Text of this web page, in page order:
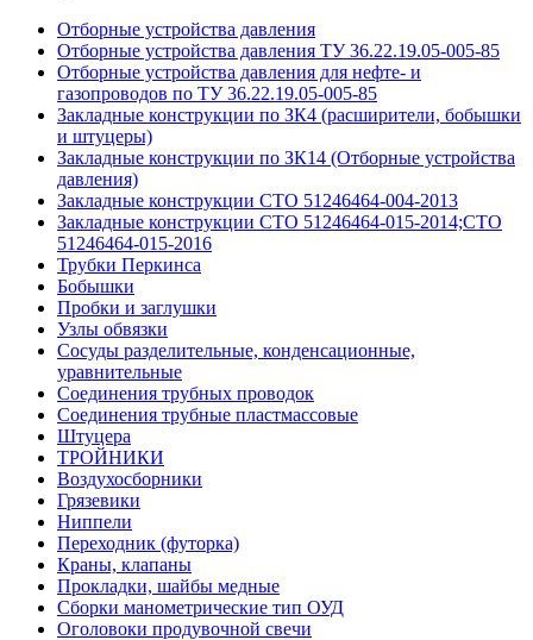
Отборные устройства давления
Отборные устройства давления ТУ 36.22.19.05-005-85
Отборные устройства давления для нефте- и
газопроводов по ТУ 36.22.19.05-005-85
Закладные конструкции по ЗК4 (расширители, бобышки
и штуцеры)
Закладные конструкции по ЗК14 (Отборные устройства
давления)
Закладные конструкции СТО 51246464-004-2013
Закладные конструкции СТО 51246464-015-2014;СТО
51246464-015-2016
Трубки Перкинса
Бобышки
Пробки и заглушки
Узлы обвязки
Сосуды разделительные, конденсационные,
уравнительные
Соединения трубных проводок
Соединения трубные пластмассовые
Штуцера
ТРОЙНИКИ
Воздухосборники
Грязевики
Ниппели
Переходник (футорка)
Краны, клапаны
Прокладки, шайбы медные
Сборки манометрические тип ОУД
Оголовоки продувочной свечи